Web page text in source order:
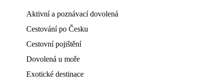
Aktivní a poznávací dovolená
Cestování po Česku
Cestovní pojištění
Dovolená u moře
Exotické destinace